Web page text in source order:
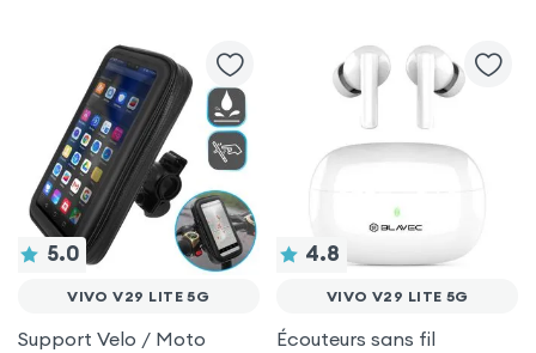
5.0
VIVO V29 LITE 5G
Support Velo / Moto
4.8
VIVO V29 LITE 5G
Écouteurs sans fil